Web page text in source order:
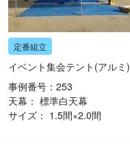
イベント集会テント(アルミ)
事例番号：253
天幕： 標準白天幕
サイズ： 1.5間×2.0間